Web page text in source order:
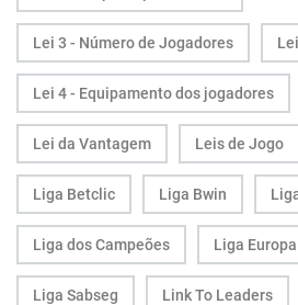
Lei 3 - Número de Jogadores
Lei 4 - Equipamento dos jogadores
Lei da Vantagem Leis de Jogo
Liga Betclic Liga Bwin
Liga dos Campeões Liga Europa
Liga Sabseg Link To Leaders